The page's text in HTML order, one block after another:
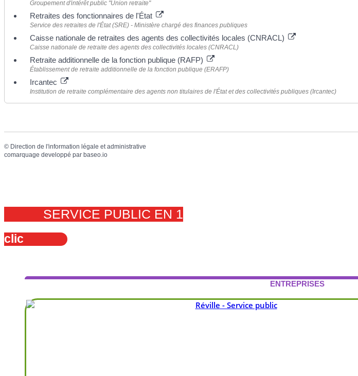
Groupement d'intérêt public "Union retraite"
Retraites des fonctionnaires de l'État
Service des retraites de l'État (SRE) - Ministère chargé des finances publiques
Caisse nationale de retraites des agents des collectivités locales (CNRACL)
Caisse nationale de retraite des agents des collectivités locales (CNRACL)
Retraite additionnelle de la fonction publique (RAFP)
Établissement de retraite additionnelle de la fonction publique (ERAFP)
Ircantec
Institution de retraite complémentaire des agents non titulaires de l'État et des collectivités publiques (Ircantec)
© Direction de l'information légale et administrative
comarquage developpé par baseo.io
SERVICE PUBLIC EN 1
clic
ENTREPRISES